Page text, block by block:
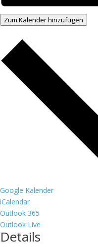
Zum Kalender hinzufügen
Google Kalender
iCalendar
Outlook 365
Outlook Live
Details